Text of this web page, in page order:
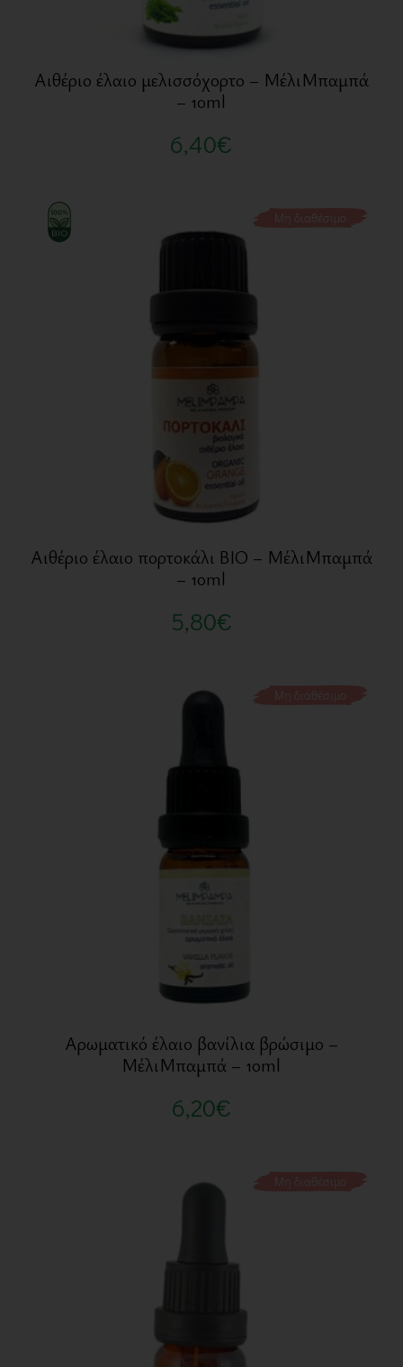
Αιθέριο έλαιο μελισσόχορτο – ΜέλιΜπαμπά
– 10ml
6,40€
Μη διαθέσιμο
Αιθέριο έλαιο πορτοκάλι BIO – ΜέλιΜπαμπά
– 10ml
5,80€
Μη διαθέσιμο
Αρωματικό έλαιο βανίλια βρώσιμο –
ΜέλιΜπαμπά – 10ml
6,20€
Μη διαθέσιμο